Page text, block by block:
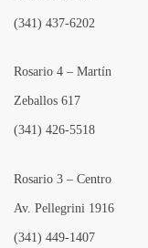
(341) 437-6202
Rosario 4 – Martín
Zeballos 617
(341) 426-5518
Rosario 3 – Centro
Av. Pellegrini 1916
(341) 449-1407